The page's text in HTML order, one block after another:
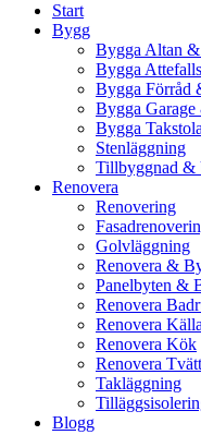
Start
Bygg
Bygga Altan
Bygga
Bygga Förråd
Bygga
Bygga
Stenläggning
Tillbyggnad &
Renovera
Renovering
Golvläggning
Renovera &
Panelbyten &
Renovera
Renovera
Renovera Kök
Renovera
Takläggning
Blogg